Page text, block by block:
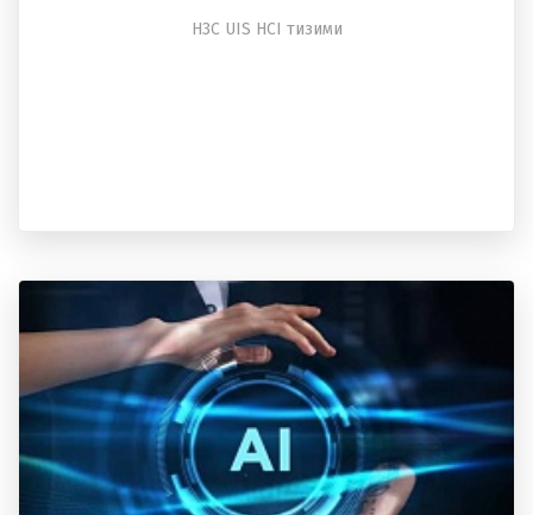
H3C UIS HCI тизими